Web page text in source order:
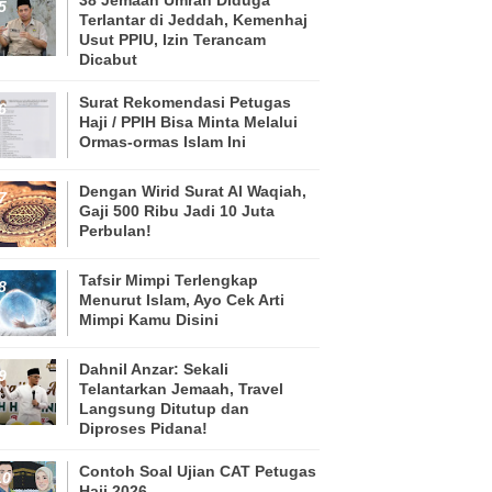
Terlantar di Jeddah, Kemenhaj
Usut PPIU, Izin Terancam
Dicabut
Surat Rekomendasi Petugas
Haji / PPIH Bisa Minta Melalui
Ormas-ormas Islam Ini
Dengan Wirid Surat Al Waqiah,
Gaji 500 Ribu Jadi 10 Juta
Perbulan!
Tafsir Mimpi Terlengkap
Menurut Islam, Ayo Cek Arti
Mimpi Kamu Disini
Dahnil Anzar: Sekali
Telantarkan Jemaah, Travel
Langsung Ditutup dan
Diproses Pidana!
Contoh Soal Ujian CAT Petugas